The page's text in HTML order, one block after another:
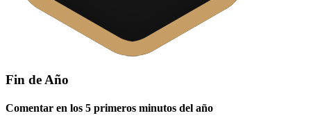
Fin de Año
Comentar en los 5 primeros minutos del año